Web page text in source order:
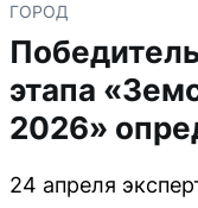
ГОРОД
этапа
2026»
24 апреля